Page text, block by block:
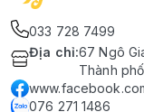
033 728 7499
Địa chỉ:67 Ngô
Thành
076 271 1486